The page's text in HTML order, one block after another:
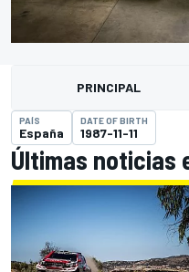
PRINCIPAL
PAÍS
España
DATE OF BIRTH
1987-11-11
Últimas noticias